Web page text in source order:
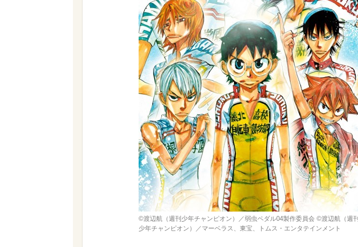
©渡辺航（週刊少年チャンピオン）／弱虫ペダル04製作委員会 ©渡辺航（週刊
少年チャンピオン）／マーベラス、東宝、トムス・エンタテインメント